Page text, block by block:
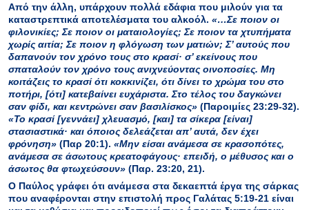
Από την άλλη, υπάρχουν πολλά εδάφια που μιλούν για τα
καταστρεπτικά αποτελέσματα του αλκοόλ. «…Σε ποιον οι
φιλονικίες; Σε ποιον οι ματαιολογίες; Σε ποιον τα χτυπήματα
χωρίς αιτία; Σε ποιον η φλόγωση των ματιών; Σ’ αυτούς που
δαπανούν τον χρόνο τους στο κρασί· σ’ εκείνους που
σπαταλούν τον χρόνο τους ανιχνεύοντας οινοποσίες. Μη
κοιτάζεις το κρασί ότι κοκκινίζει, ότι δίνει το χρώμα του στο
ποτήρι, [ότι] κατεβαίνει ευχάριστα. Στο τέλος του δαγκώνει
σαν φίδι, και κεντρώνει σαν βασιλίσκος» (Παροιμίες 23:29-32).
«Το κρασί [γεννάει] χλευασμό, [και] τα σίκερα [είναι]
στασιαστικά· και όποιος δελεάζεται απ’ αυτά, δεν έχει
φρόνηση» (Παρ 20:1). «Μην είσαι ανάμεσα σε κρασοπότες,
ανάμεσα σε άσωτους κρεατοφάγους· επειδή, ο μέθυσος και ο
άσωτος θα φτωχεύσουν» (Παρ. 23:20, 21).
Ο Παύλος γράφει ότι ανάμεσα στα δεκαεπτά έργα της σάρκας
που αναφέρονται στην επιστολή προς Γαλάτας 5:19-21 είναι